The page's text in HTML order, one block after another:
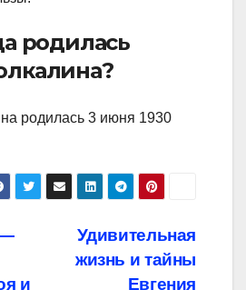
родилась
родилась 3 июня 1930
Удивительная
жизнь и тайны
Евгения
—
и